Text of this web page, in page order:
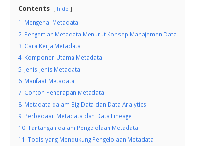
Contents hide
1 Mengenal Metadata
2 Pengertian Metadata Menurut Konsep Manajemen Data
3 Cara Kerja Metadata
4 Komponen Utama Metadata
5 Jenis-Jenis Metadata
6 Manfaat Metadata
7 Contoh Penerapan Metadata
8 Metadata dalam Big Data dan Data Analytics
9 Perbedaan Metadata dan Data Lineage
10 Tantangan dalam Pengelolaan Metadata
11 Tools yang Mendukung Pengelolaan Metadata